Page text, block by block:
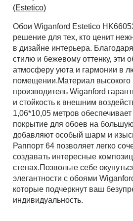
(Estetico)
Обои Wiganford Estetico
решение для тех, кто ценит
в дизайне интерьера.
стилю и бежевому оттенку, эти
атмосферу уюта и гармонии в
помещении.Материал высокого
производитель Wiganford
и стойкость к внешним
1,06*10,05 метров
покрытие для обоев на
добавляют особый шарм и
Раппорт 64 позволяет легко
создавать интересные
стенах.Позвольте себе
элегантности с обоями
которые подчеркнут ваш
индивидуальность.